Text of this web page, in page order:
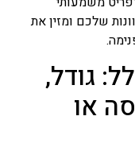
שלכם ומזין את
גודל,
או